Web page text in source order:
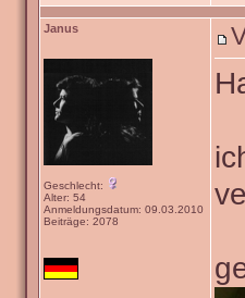
Janus
Geschlecht:
Alter: 54
Anmeldungsdatum: 09.03.2010
Beiträge: 2078